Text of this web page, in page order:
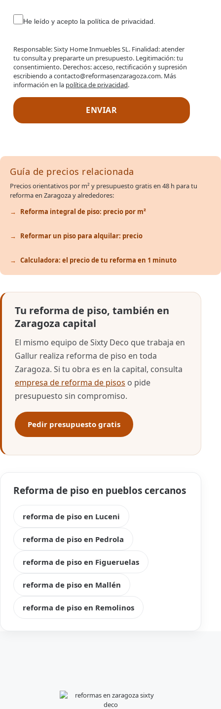
He leído y acepto la política de privacidad.
Responsable: Sixty Home Inmuebles SL. Finalidad: atender
tu consulta y prepararte un presupuesto. Legitimación: tu
consentimiento. Derechos: acceso, rectificación y supresión
escribiendo a contacto@reformasenzaragoza.com. Más
información en la política de privacidad.
Guía de precios relacionada
Precios orientativos por m² y presupuesto gratis en 48 h para tu
reforma en Zaragoza y alrededores:
Reforma integral de piso: precio por m²
Reformar un piso para alquilar: precio
Calculadora: el precio de tu reforma en 1 minuto
Tu reforma de piso, también en
Zaragoza capital
El mismo equipo de Sixty Deco que trabaja en
Gallur realiza reforma de piso en toda
Zaragoza. Si tu obra es en la capital, consulta
empresa de reforma de pisos o pide
presupuesto sin compromiso.
Pedir presupuesto gratis
Reforma de piso en pueblos cercanos
reforma de piso en Luceni
reforma de piso en Pedrola
reforma de piso en Figueruelas
reforma de piso en Mallén
reforma de piso en Remolinos